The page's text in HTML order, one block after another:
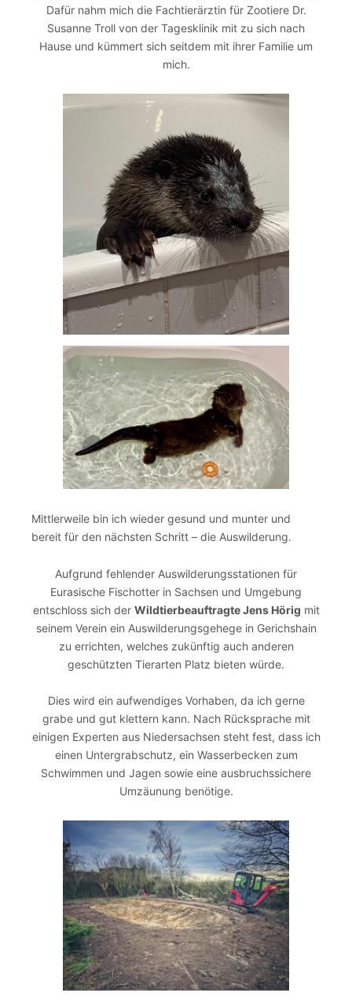
Dafür nahm mich die Fachtierärztin für Zootiere Dr.
Susanne Troll von der Tagesklinik mit zu sich nach
Hause und kümmert sich seitdem mit ihrer Familie um
mich.
Mittlerweile bin ich wieder gesund und munter und
bereit für den nächsten Schritt – die Auswilderung.
Aufgrund fehlender Auswilderungsstationen für
Eurasische Fischotter in Sachsen und Umgebung
entschloss sich der Wildtierbeauftragte Jens Hörig mit
seinem Verein ein Auswilderungsgehege in Gerichshain
zu errichten, welches zukünftig auch anderen
geschützten Tierarten Platz bieten würde.
Dies wird ein aufwendiges Vorhaben, da ich gerne
grabe und gut klettern kann. Nach Rücksprache mit
einigen Experten aus Niedersachsen steht fest, dass ich
einen Untergrabschutz, ein Wasserbecken zum
Schwimmen und Jagen sowie eine ausbruchssichere
Umzäunung benötige.